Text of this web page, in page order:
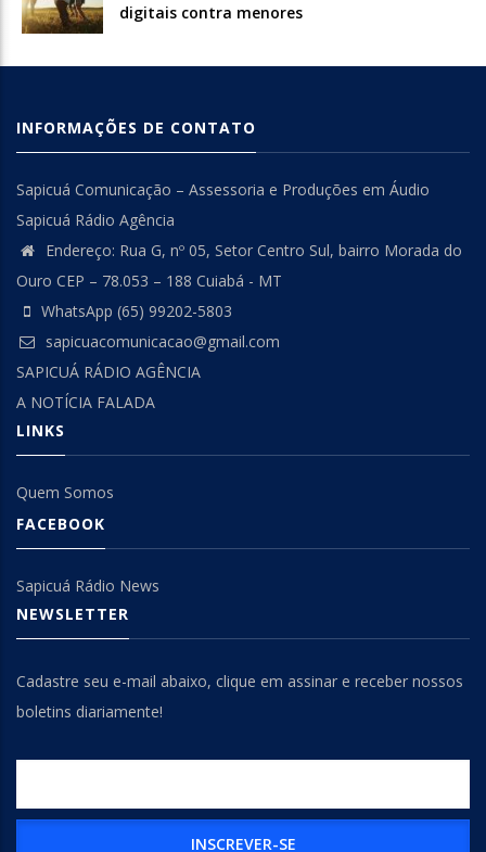
digitais contra menores
INFORMAÇÕES DE CONTATO
Sapicuá Comunicação – Assessoria e Produções em Áudio
Sapicuá Rádio Agência
Endereço: Rua G, nº 05, Setor Centro Sul, bairro Morada do
Ouro CEP – 78.053 – 188 Cuiabá - MT
WhatsApp (65) 99202-5803
sapicuacomunicacao@gmail.com
SAPICUÁ RÁDIO AGÊNCIA
A NOTÍCIA FALADA
LINKS
Quem Somos
FACEBOOK
Sapicuá Rádio News
NEWSLETTER
Cadastre seu e-mail abaixo, clique em assinar e receber nossos
boletins diariamente!